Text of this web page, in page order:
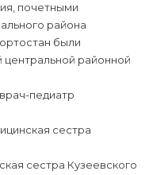
почетными
района
были
центральной районной
педиатр
сестра
сестра Кузеевского